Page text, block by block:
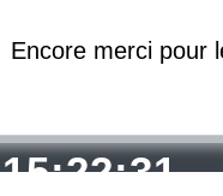
Encore merci pour